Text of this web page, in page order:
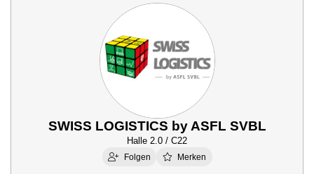
SWISS LOGISTICS by ASFL SVBL
Halle 2.0 / C22
Folgen Merken